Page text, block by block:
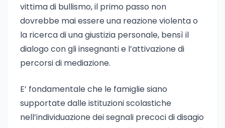
vittima di bullismo, il primo passo non
dovrebbe mai essere una reazione violenta o
la ricerca di una giustizia personale, bensì il
dialogo con gli insegnanti e l’attivazione di
percorsi di mediazione.
E’ fondamentale che le famiglie siano
supportate dalle istituzioni scolastiche
nell’individuazione dei segnali precoci di disagio